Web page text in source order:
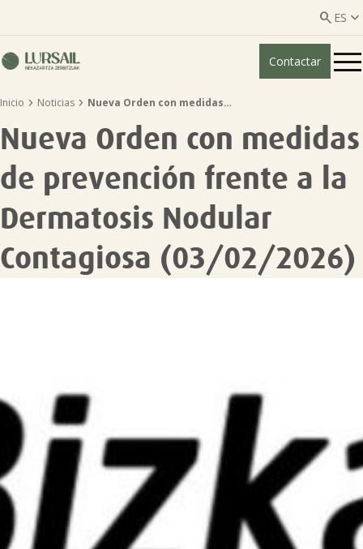
 ES 
ES
Quiénes somos
Servicios ganadería
Servicios agricultura
Tablón de anuncios
Lursail Market
Contactar
Inicio  Noticias  Nueva Orden con medidas…
Nueva Orden con medidas
de prevención frente a la
Dermatosis Nodular
Contagiosa (03/02/2026)